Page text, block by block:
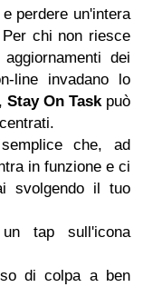
perdere un'intera
chi non riesce
dei
line invadano lo
Stay On Taskpuò
che, ad
in funzione e ci
svolgendo il tuo
tap sull'icona
di colpa a ben